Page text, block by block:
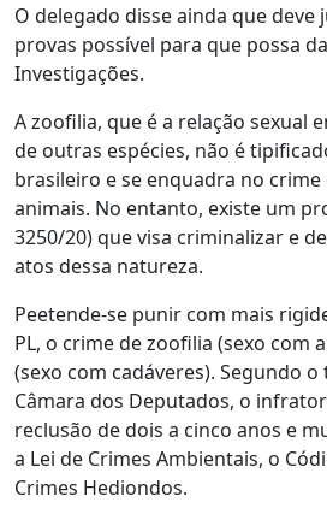
O delegado disse ainda que
provas possível para que possa
Investigações.
A zoofilia, que é a relação sexual
de outras espécies, não é
brasileiro e se enquadra no
animais. No entanto, existe um
3250/20) que visa criminalizar e
atos dessa natureza.
Peetende-se punir com mais
PL, o crime de zoofilia (sexo com
(sexo com cadáveres). Segundo
Câmara dos Deputados, o
reclusão de dois a cinco anos e
a Lei de Crimes Ambientais, o
Crimes Hediondos.